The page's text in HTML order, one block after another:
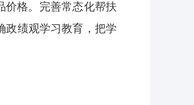
价格。完善常态化帮扶
政绩观学习教育，把学